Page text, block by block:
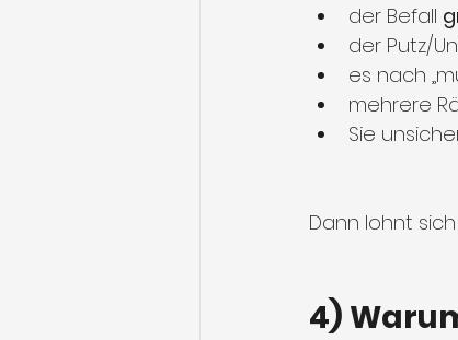
der Befall
der Putz/
es nach
mehrere
Sie
Dann lohnt
4)